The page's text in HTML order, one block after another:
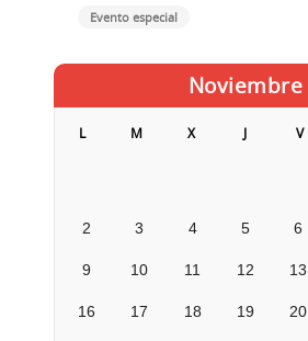
Evento especial
Noviembre
L M X J V
2 3 4 5 6
9 10 11 12 13
16 17 18 19 20